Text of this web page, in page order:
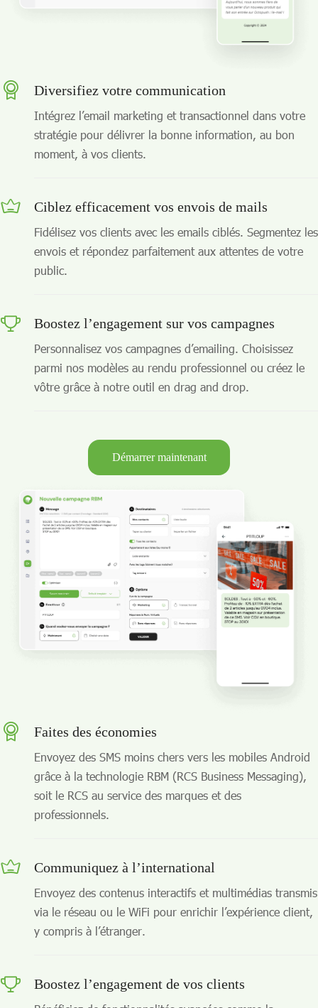
Diversifiez votre communication
Intégrez l’email marketing et transactionnel dans votre
stratégie pour délivrer la bonne information, au bon
moment, à vos clients.
Ciblez efficacement vos envois de mails
Fidélisez vos clients avec les emails ciblés. Segmentez les
envois et répondez parfaitement aux attentes de votre
public.
Boostez l’engagement sur vos campagnes
Personnalisez vos campagnes d’emailing. Choisissez
parmi nos modèles au rendu professionnel ou créez le
vôtre grâce à notre outil en drag and drop.
Démarrer maintenant
Faites des économies
Envoyez des SMS moins chers vers les mobiles Android
grâce à la technologie RBM (RCS Business Messaging),
soit le RCS au service des marques et des
professionnels.
Communiquez à l’international
Envoyez des contenus interactifs et multimédias transmis
via le réseau ou le WiFi pour enrichir l’expérience client,
y compris à l’étranger.
Boostez l’engagement de vos clients